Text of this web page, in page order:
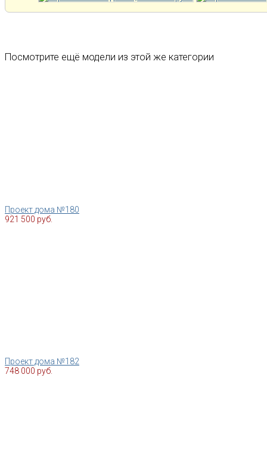
Посмотрите ещё модели из этой же категории
Проект дома №180
921 500 руб.
Проект дома №182
748 000 руб.